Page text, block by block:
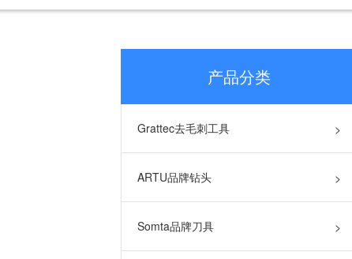
产品分类
Grattec去毛刺工具 >
ARTU品牌钻头 >
Somta品牌刀具 >